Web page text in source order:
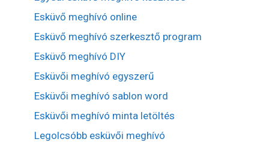
Esküvő meghívó online
Esküvő meghívó szerkesztő program
Esküvő meghívó DIY
Esküvői meghívó egyszerű
Esküvői meghívó sablon word
Esküvői meghívó minta letöltés
Legolcsóbb esküvői meghívó